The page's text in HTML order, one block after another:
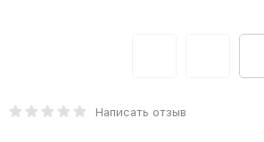
Написать отзыв